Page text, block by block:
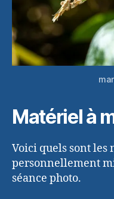
Matériel à
Voici quels sont les
personnellement
séance photo.